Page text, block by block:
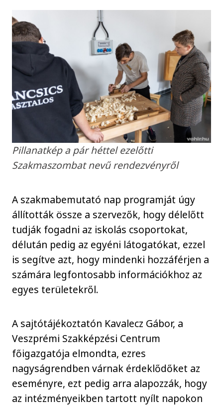
Pillanatkép a pár héttel ezelőtti
Szakmaszombat nevű rendezvényről
A szakmabemutató nap programját úgy
állították össze a szervezők, hogy délelőtt
tudják fogadni az iskolás csoportokat,
délután pedig az egyéni látogatókat, ezzel
is segítve azt, hogy mindenki hozzáférjen a
számára legfontosabb információkhoz az
egyes területekről.
A sajtótájékoztatón Kavalecz Gábor, a
Veszprémi Szakképzési Centrum
főigazgatója elmondta, ezres
nagyságrendben várnak érdeklődőket az
eseményre, ezt pedig arra alapozzák, hogy
az intézményeikben tartott nyílt napokon